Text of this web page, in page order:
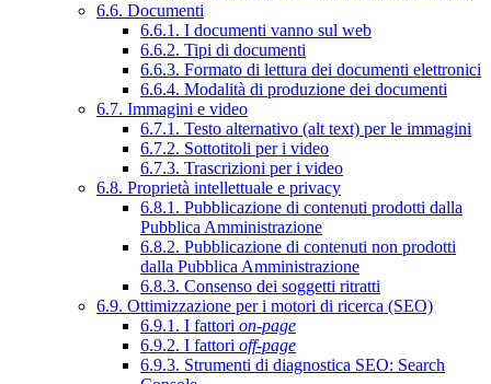
6.6. Documenti
6.6.1. I documenti vanno sul web
6.6.2. Tipi di documenti
6.6.3. Formato di lettura dei documenti elettronici
6.6.4. Modalità di produzione dei documenti
6.7. Immagini e video
6.7.1. Testo alternativo (alt text) per le immagini
6.7.2. Sottotitoli per i video
6.7.3. Trascrizioni per i video
6.8. Proprietà intellettuale e privacy
6.8.1. Pubblicazione di contenuti prodotti dalla
Pubblica Amministrazione
6.8.2. Pubblicazione di contenuti non prodotti
dalla Pubblica Amministrazione
6.8.3. Consenso dei soggetti ritratti
6.9. Ottimizzazione per i motori di ricerca (SEO)
6.9.1. I fattori on-page
6.9.2. I fattori off-page
6.9.3. Strumenti di diagnostica SEO: Search